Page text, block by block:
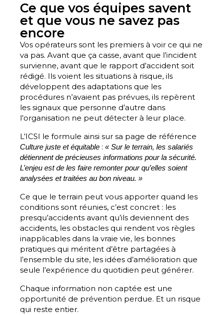
Ce que vos équipes savent
et que vous ne savez pas
encore
Vos opérateurs sont les premiers à voir ce qui ne
va pas. Avant que ça casse, avant que l’incident
survienne, avant que le rapport d’accident soit
rédigé. Ils voient les situations à risque, ils
développent des adaptations que les
procédures n’avaient pas prévues, ils repèrent
les signaux que personne d’autre dans
l’organisation ne peut détecter à leur place.
L’ICSI le formule ainsi sur sa page de référence
Culture juste et équitable : « Sur le terrain, les salariés
détiennent de précieuses informations pour la sécurité.
L’enjeu est de les faire remonter pour qu’elles soient
analysées et traitées au bon niveau. »
Ce que le terrain peut vous apporter quand les
conditions sont réunies, c’est concret : les
presqu’accidents avant qu’ils deviennent des
accidents, les obstacles qui rendent vos règles
inapplicables dans la vraie vie, les bonnes
pratiques qui méritent d’être partagées à
l’ensemble du site, les idées d’amélioration que
seule l’expérience du quotidien peut générer.
Chaque information non captée est une
opportunité de prévention perdue. Et un risque
qui reste entier.